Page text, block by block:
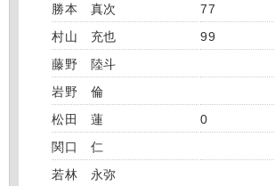
勝本 真次
77
村山 充也
99
藤野 陸斗
岩野 倫
松田 蓮
0
関口 仁
若林 永弥